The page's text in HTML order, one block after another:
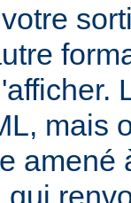
mais
amené
qui